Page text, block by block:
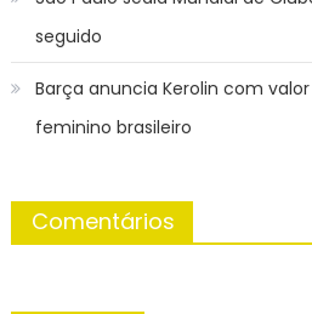
seguido
Barça anuncia Kerolin com
feminino brasileiro
Comentários